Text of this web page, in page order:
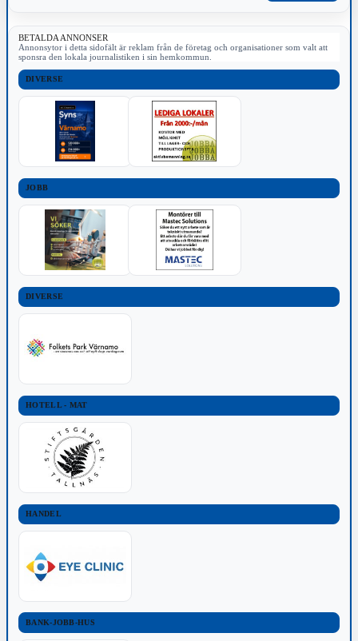
BETALDA ANNONSER
Annonsytor i detta sidofält är reklam från de företag och organisationer som valt att
sponsra den lokala journalistiken i sin hemkommun.
DIVERSE
JOBB
DIVERSE
HOTELL - MAT
HANDEL
BANK-JOBB-HUS